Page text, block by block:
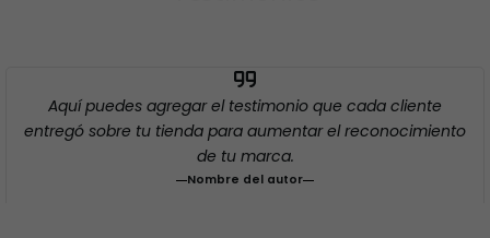
Aquí puedes agregar el testimonio que cada cliente
entregó sobre tu tienda para aumentar el reconocimiento
de tu marca.
Nombre del autor